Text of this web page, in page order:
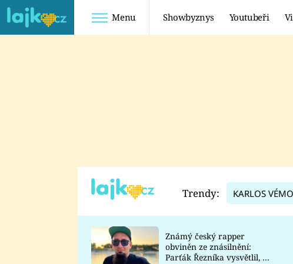
Menu Showbyznys Youtubeři
TADEÁŠ KUBĚNKA
DATEL
Trendy: KARLOS
Známý český rapper
obviněn ze znásilnění:
Parťák Řezníka vysvětlil, co